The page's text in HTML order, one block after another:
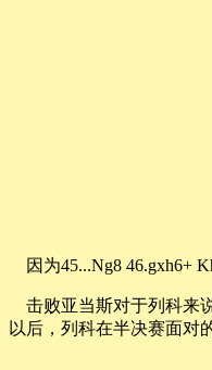
因为45...Ng8 46.gxh6+
击败亚当斯对于列科来
以后，列科在半决赛面对